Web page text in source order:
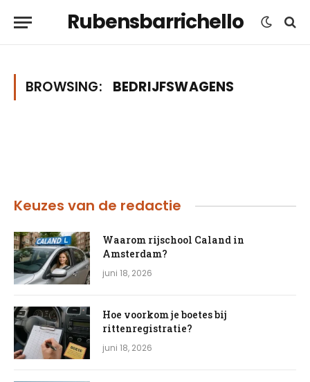
Rubensbarrichello
BROWSING: BEDRIJFSWAGENS
Keuzes van de redactie
Waarom rijschool Caland in
Amsterdam?
juni 18, 2026
Hoe voorkom je boetes bij
rittenregistratie?
juni 18, 2026